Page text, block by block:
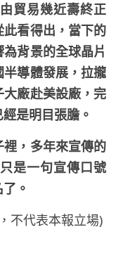
貿易幾近壽終正
看得出，當下的
背景的全球晶片
導體發展，拉攏
廠赴美設廠，完
是明目張膽。
，多年來宣傳的
是一句宣傳口號
。
不代表本報立場)